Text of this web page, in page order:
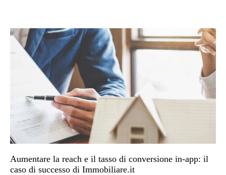
Aumentare la reach e il tasso di conversione in-app: il
caso di successo di Immobiliare.it